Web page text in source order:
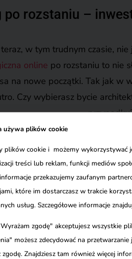
po rozstaniu –
w tym trudnym czasie,
online po rozstaniu to nie
na nowe początki. Tak jak
Czy wybierasz bycie
po rozstaniu
zagubiona i zraniona,
po rozstaniu,
ze sobą. Wybierz mądrze,
Twojej duszy to Ty sama.
szczęścia i poczucia wartości.
używa plików cookie
plików cookie i możemy wykorzystywać
treści lub reklam, funkcji mediów
przekazujemy zaufanym
które im dostarczasz w trakcie
usług. Szczegółowe informacje
zgodę" akceptujesz wszystkie
możesz zdecydować na
zgodę. Znajdziesz tam również więcej